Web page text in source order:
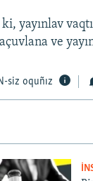
yayınlav
ve
siz oquñız